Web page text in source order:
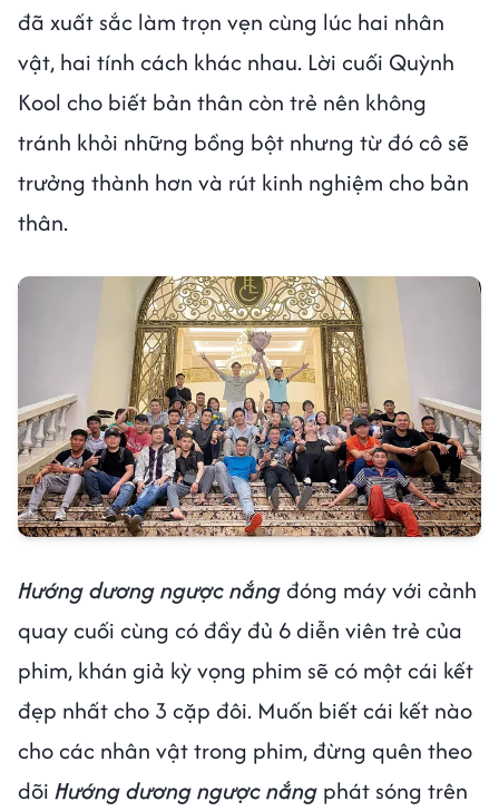
đã xuất sắc làm trọn vẹn cùng lúc hai nhân
vật, hai tính cách khác nhau. Lời cuối Quỳnh
Kool cho biết bản thân còn trẻ nên không
tránh khỏi những bồng bột nhưng từ đó cô sẽ
trưởng thành hơn và rút kinh nghiệm cho bản
thân.
Hướng dương ngược nắngđóng máy với cảnh
quay cuối cùng có đầy đủ 6 diễn viên trẻ của
phim, khán giả kỳ vọng phim sẽ có một cái kết
đẹp nhất cho 3 cặp đôi. Muốn biết cái kết nào
cho các nhân vật trong phim, đừng quên theo
dõi Hướng dương ngược nắng phát sóng trên